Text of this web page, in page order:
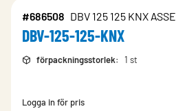
#686508 DBV 125 125 KNX ASSE
DBV-125-125-KNX
förpackningsstorlek: 1 st
Logga in för pris